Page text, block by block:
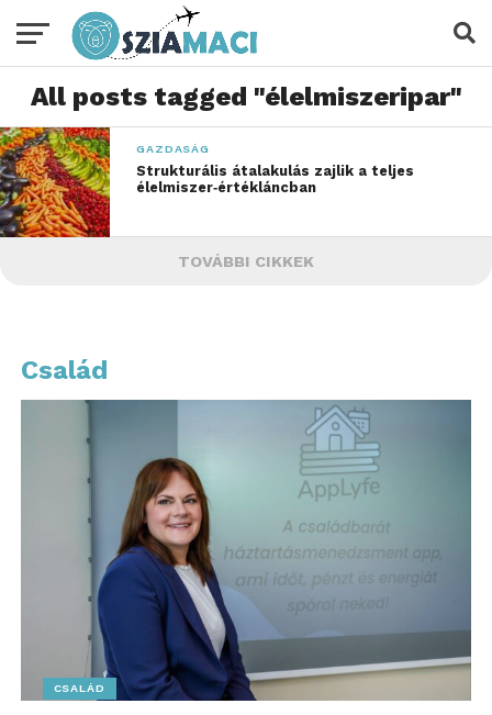
All posts tagged "élelmiszeripar"
GAZDASÁG
Strukturális átalakulás zajlik a teljes
élelmiszer‑értékláncban
TOVÁBBI CIKKEK
Család
CSALÁD